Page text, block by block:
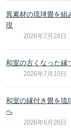
異素材の琉球畳を組
現
2026年7月24日
和室の古くなった縁
2026年7月10日
和室の縁付き畳を琉
へ
2026年6月26日